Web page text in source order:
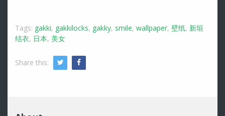
Tags: gakki, gakkilocks, gakky, smile, wallpaper, 壁纸, 新垣
结衣, 日本, 美女
Share this: Twitter